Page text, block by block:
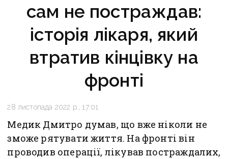
сам не постраждав:
історія лікаря, який
втратив кінцівку на
фронті
28 листопада 2022 р., 17:01
Медик Дмитро думав, що вже ніколи не
зможе рятувати життя. На фронті він
проводив операції, лікував постраждалих,